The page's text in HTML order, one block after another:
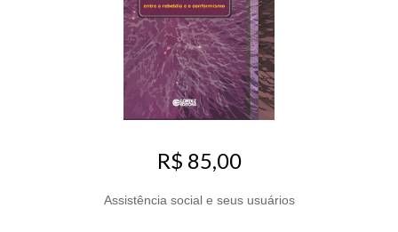
R$ 85,00
Assistência social e seus usuários